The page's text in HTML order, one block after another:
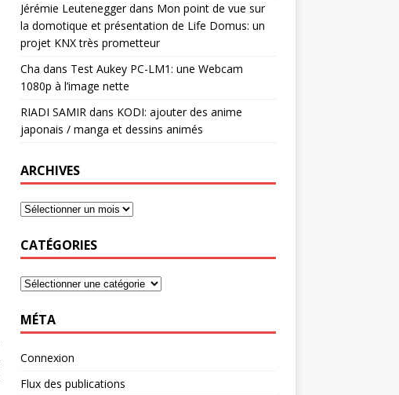
Jérémie Leuteneggerdans Mon point de vue sur
la domotique et présentation de Life Domus: un
projet KNX très prometteur
Cha dans Test Aukey PC-LM1: une Webcam
1080p à l’image nette
RIADI SAMIRdans KODI: ajouter des anime
japonais / manga et dessins animés
ARCHIVES
CATÉGORIES
MÉTA
Connexion
Flux des publications